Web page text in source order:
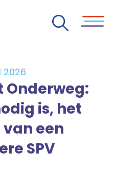
2026
Onderweg:
is, het
een
SPV